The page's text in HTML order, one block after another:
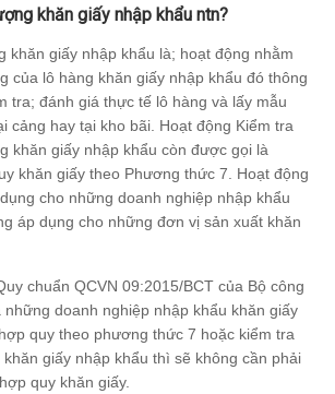
khăn giấy nhập khẩu ntn?
khăn giấy nhập khẩu là; hoạt động nhằm
của lô hàng khăn giấy nhập khẩu đó thông
tra; đánh giá thực tế lô hàng và lấy mẫu
cảng hay tại kho bãi. Hoạt động Kiểm tra
khăn giấy nhập khẩu còn được gọi là
khăn giấy theo Phương thức 7. Hoạt động
cho những doanh nghiệp nhập khẩu
áp dụng cho những đơn vị sản xuất khăn
chuẩn QCVN 09:2015/BCT của Bộ công
doanh nghiệp nhập khẩu khăn giấy
quy theo phương thức 7 hoặc kiểm tra
giấy nhập khẩu thì sẽ không cần phải
quy khăn giấy.